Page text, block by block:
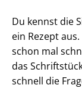
Du kennst die
ein Rezept
schon mal
das
schnell die